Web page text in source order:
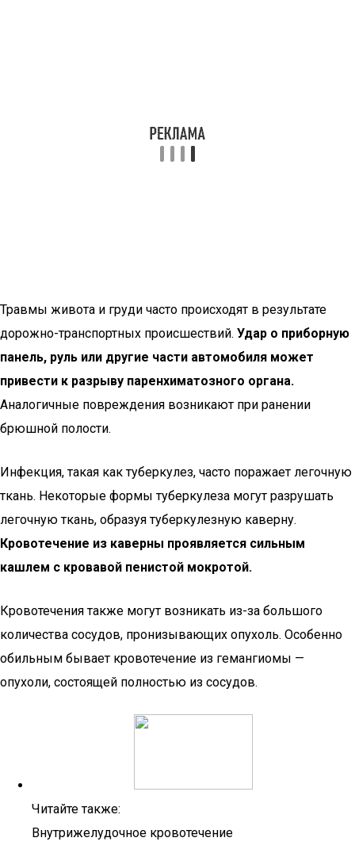
Травмы живота и груди часто происходят в результате
дорожно-транспортных происшествий. Удар о приборную
панель, руль или другие части автомобиля может
привести к разрыву паренхиматозного органа.
Аналогичные повреждения возникают при ранении
брюшной полости.
Инфекция, такая как туберкулез, часто поражает легочную
ткань. Некоторые формы туберкулеза могут разрушать
легочную ткань, образуя туберкулезную каверну.
Кровотечение из каверны проявляется сильным
кашлем с кровавой пенистой мокротой.
Кровотечения также могут возникать из-за большого
количества сосудов, пронизывающих опухоль. Особенно
обильным бывает кровотечение из гемангиомы —
опухоли, состоящей полностью из сосудов.
Читайте также:
Внутрижелудочное кровотечение